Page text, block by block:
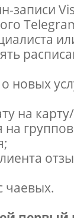
записи
на
на
чаевых.